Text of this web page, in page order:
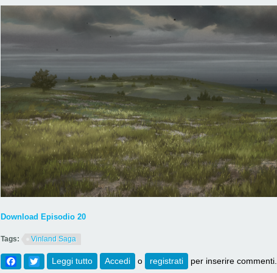
Download Episodio 20
Tags: Vinland Saga
Facebook
Twitter
Leggi tutto su [735] Vinland Saga S2 Episodio 20
Accedi o registrati per inserire commenti.